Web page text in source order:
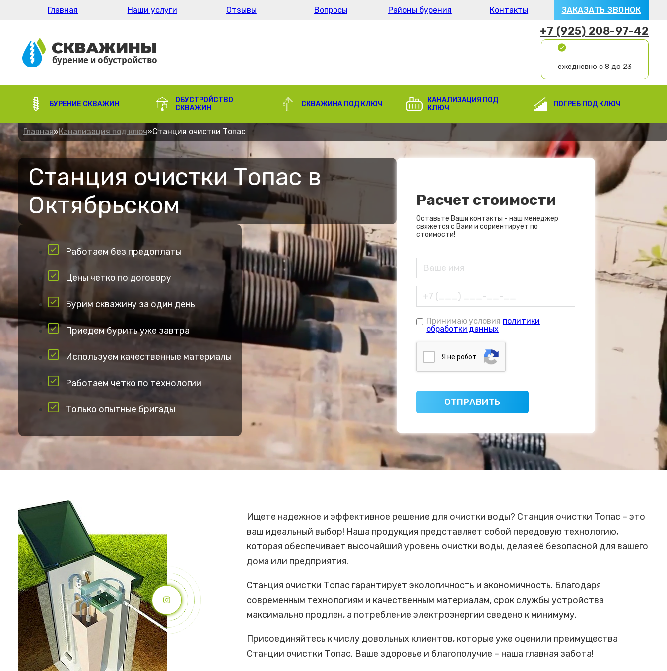
Главная Наши услуги Отзывы Вопросы Районы бурения Контакты ЗАКАЗАТЬ ЗВОНОК
+7 (925) 208-97-42
ежедневно с 8 до 23
БУРЕНИЕ СКВАЖИН
ОБУСТРОЙСТВО
СКВАЖИН
СКВАЖИНА ПОД КЛЮЧ
КАНАЛИЗАЦИЯ ПОД
КЛЮЧ
ПОГРЕБ ПОД КЛЮЧ
Главная»Канализация под ключ»Станция очистки Топас
Станция очистки Топас в
Октябрьском
Работаем без предоплаты
Цены четко по договору
Бурим скважину за один день
Приедем бурить уже завтра
Используем качественные материалы
Работаем четко по технологии
Только опытные бригады
Расчет стоимости
Оставьте Ваши контакты - наш менеджер
свяжется с Вами и сориентирует по
стоимости!
Принимаю условия политики
обработки данных
Я нe poбoт
Ищете надежное и эффективное решение для очистки воды? Станция очистки Топас – это
ваш идеальный выбор! Наша продукция представляет собой передовую технологию,
которая обеспечивает высочайший уровень очистки воды, делая её безопасной для вашего
дома или предприятия.
Станция очистки Топас гарантирует экологичность и экономичность. Благодаря
современным технологиям и качественным материалам, срок службы устройства
максимально продлен, а потребление электроэнергии сведено к минимуму.
Присоединяйтесь к числу довольных клиентов, которые уже оценили преимущества
Станции очистки Топас. Ваше здоровье и благополучие – наша главная забота!